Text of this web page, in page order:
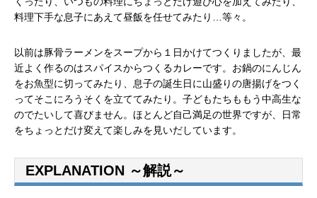
料理下手な息子にあえて昼飯を任せてみたり…等々。
以前は豚骨ラーメンをスープから１日かけてつくりましたが、最
近よく作るのはスパイスからつくるカレーです。お鍋のにんじん
をお魚型に切ってみたり、息子の誕生日に山盛りの唐揚げをつく
ってそこにろうそくを立ててみたり。子どもたちももう中高生な
のでたいして喜びません。ほとんど自己満足の世界ですが、日常
をちょっとだけ変えて楽しみを見いだしています。
EXPLANATION ～解説～